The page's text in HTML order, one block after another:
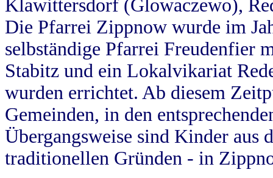
Klawittersdorf (Glowaczewo),
Die Pfarrei Zippnow wurde im
selbständige Pfarrei Freudenfier
Stabitz und ein Lokalvikariat
wurden errichtet. Ab diesem
Gemeinden, in den
Übergangsweise sind Kinder aus
traditionellen Gründen - in